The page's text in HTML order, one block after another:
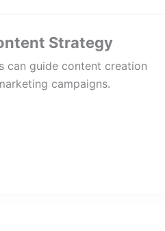
Strategy
can guide content creation
campaigns.